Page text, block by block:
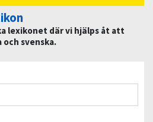
lexikonet där vi hjälps åt att
svenska.